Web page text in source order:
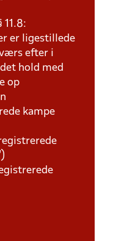
11.8:
er ligestillede
efter i
hold med
op
kampe